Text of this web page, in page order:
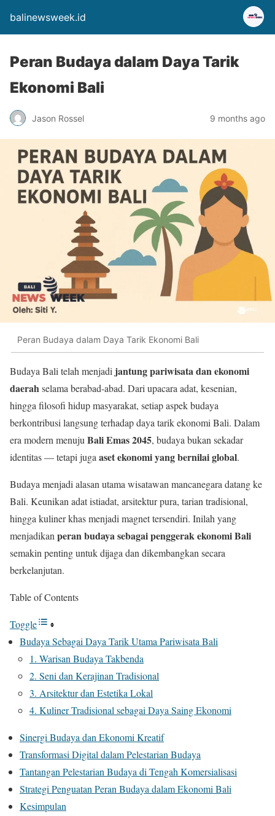
balinewsweek.id
Peran Budaya dalam Daya Tarik
Ekonomi Bali
Jason Rossel 9 months ago
Peran Budaya dalam Daya Tarik Ekonomi Bali
Budaya Bali telah menjadi jantung pariwisata dan ekonomi
daerahselama berabad-abad. Dari upacara adat, kesenian,
hingga filosofi hidup masyarakat, setiap aspek budaya
berkontribusi langsung terhadap daya tarik ekonomi Bali. Dalam
era modern menujuBali Emas 2045, budaya bukan sekadar
identitas — tetapi jugaaset ekonomi yang bernilai global.
Budaya menjadi alasan utama wisatawan mancanegara datang ke
Bali. Keunikan adat istiadat, arsitektur pura, tarian tradisional,
hingga kuliner khas menjadi magnet tersendiri. Inilah yang
menjadikanperan budaya sebagai penggerak ekonomi Bali
semakin penting untuk dijaga dan dikembangkan secara
berkelanjutan.
Table of Contents
Toggle
Budaya Sebagai Daya Tarik Utama Pariwisata Bali
1. Warisan Budaya Takbenda
2. Seni dan Kerajinan Tradisional
3. Arsitektur dan Estetika Lokal
4. Kuliner Tradisional sebagai Daya Saing Ekonomi
Sinergi Budaya dan Ekonomi Kreatif
Transformasi Digital dalam Pelestarian Budaya
Tantangan Pelestarian Budaya di Tengah Komersialisasi
Strategi Penguatan Peran Budaya dalam Ekonomi Bali
Kesimpulan